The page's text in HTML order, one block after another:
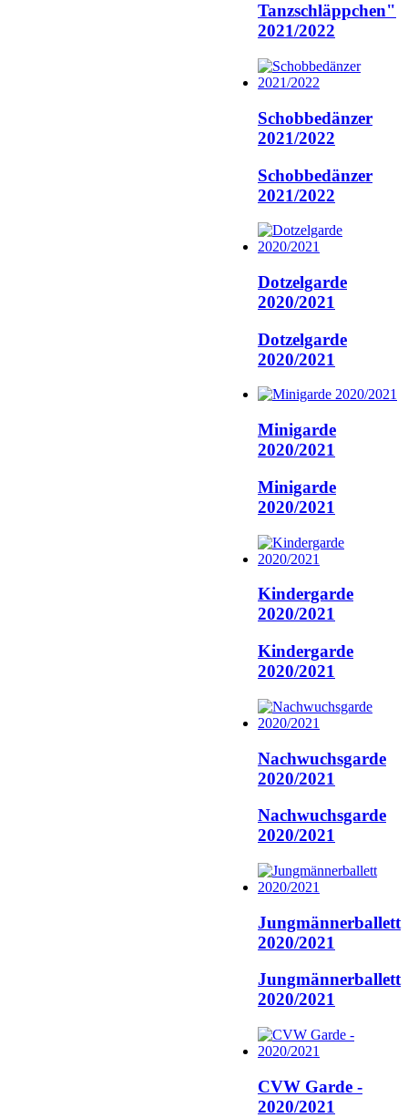
Tanzschläppchen"
2021/2022
Schobbedänzer
2021/2022
Schobbedänzer
2021/2022
Dotzelgarde
2020/2021
Dotzelgarde
2020/2021
Minigarde
2020/2021
Minigarde
2020/2021
Kindergarde
2020/2021
Kindergarde
2020/2021
Nachwuchsgarde
2020/2021
Nachwuchsgarde
2020/2021
Jungmännerballett
2020/2021
Jungmännerballett
2020/2021
CVW Garde -
2020/2021